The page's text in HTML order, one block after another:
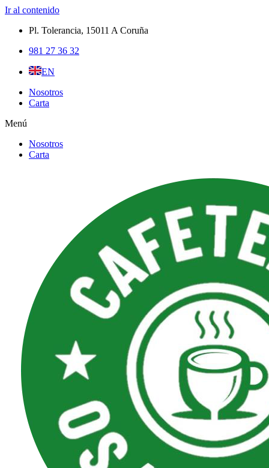
Ir al contenido
Pl. Tolerancia, 15011 A Coruña​
981 27 36 32
EN
Nosotros
Carta
Menú
Nosotros
Carta